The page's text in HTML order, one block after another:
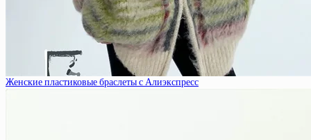
Женские пластиковые браслеты с Алиэкспресс